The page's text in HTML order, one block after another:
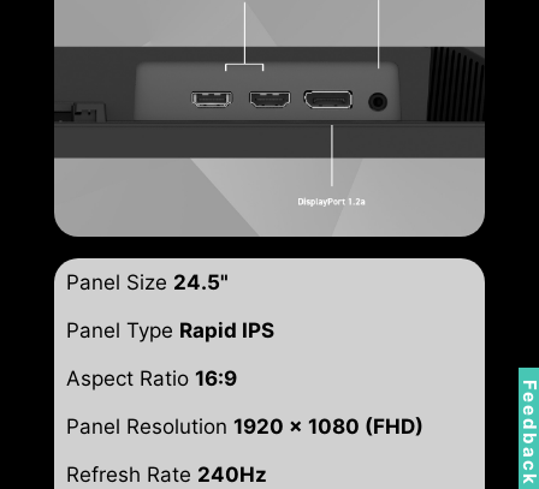
Panel Size 24.5"
Panel Type Rapid IPS
Aspect Ratio 16:9
Panel Resolution 1920 x 1080 (FHD)
Refresh Rate 240Hz